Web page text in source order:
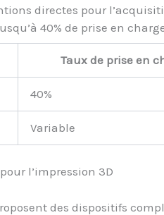
directes pour
40% de prise en
Taux de prise en
40%
Variable
l’impression 3D
des dispositifs